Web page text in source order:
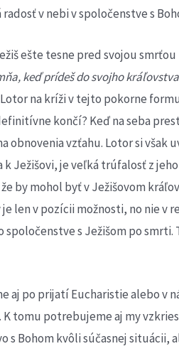
v nebi v spoločenstve s
ešte tesne pred svojou
keď prídeš do svojho
na kríži v tejto pokorne
končí? Keď na seba
obnovenia vzťahu. Lotor si však
Ježišovi, je veľká trúfalosť z
by mohol byť v Ježišovom
len v pozícii možnosti, no nie v
s Ježišom po
aj po prijatí Eucharistie alebo v
tomu potrebujeme aj my
Bohom kvôli súčasnej situácii,